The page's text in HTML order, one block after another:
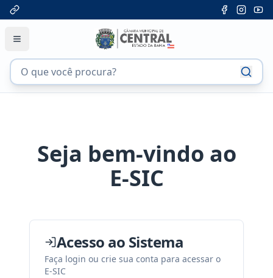
Seja bem-vindo ao
E-SIC
Acesso ao Sistema
Faça login ou crie sua conta para acessar o
E-SIC